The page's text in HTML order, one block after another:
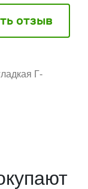
отзыв
Г-